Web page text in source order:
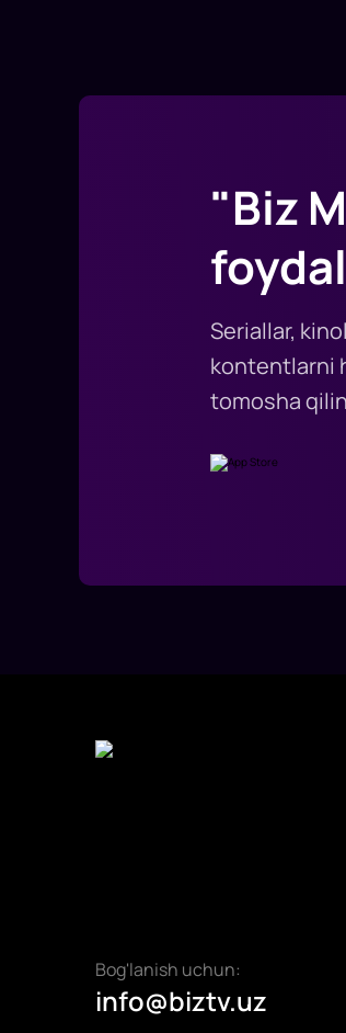
"Biz
Seriallar,
kontentlarni
tomosha
Bog'lanish uchun:
info@biztv.uz